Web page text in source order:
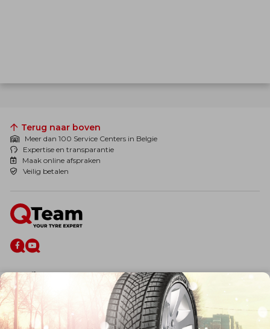
Terug naar boven
Meer dan 100 Service Centers in Belgie
Expertise en transparantie
Maak online afspraken
Veilig betalen
De firma
Wie zijn wij?
Blog
Onze dienstverlening